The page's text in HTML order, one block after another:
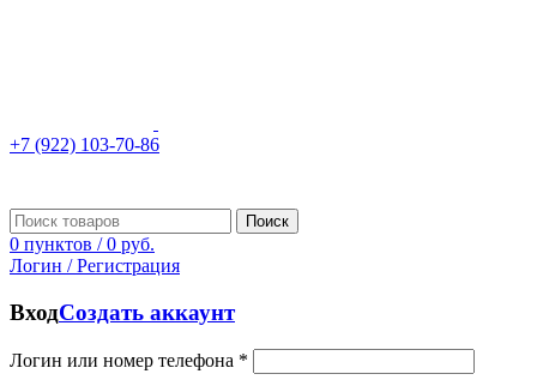
+7 (922) 103-70-86
Поиск
0 пунктов / 0 руб.
Логин / Регистрация
ВходСоздать аккаунт
Логин или номер телефона *